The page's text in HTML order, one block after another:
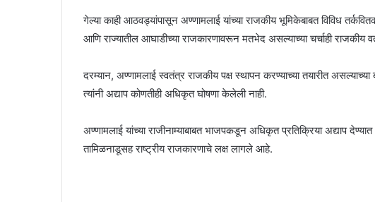
गेल्या काही आठवड्यांपासून अण्णामलाई यांच्या राजकीय भूमिकेबाबत विविध
आणि राज्यातील आघाडीच्या राजकारणावरून मतभेद असल्याच्या चर्चाही राजकीय
दरम्यान, अण्णामलाई स्वतंत्र राजकीय पक्ष स्थापन करण्याच्या तयारीत
त्यांनी अद्याप कोणतीही अधिकृत घोषणा केलेली नाही.
अण्णामलाई यांच्या राजीनाम्याबाबत भाजपकडून अधिकृत प्रतिक्रिया अद्याप
तामिळनाडूसह राष्ट्रीय राजकारणाचे लक्ष लागले आहे.